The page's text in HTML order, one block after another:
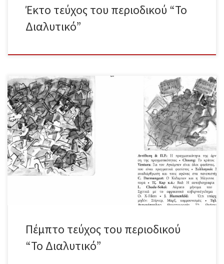
Έκτο τεύχος του περιοδικού “Το
Διαλυτικό”
Περιεχόμενα Συντακτική Ομάδα – Εισαγωγικό σημείωμα Αντίθεση &
Π.Ρ. – Η πραγματικότητα της άρνησης και η άρνηση της
πραγματικότητας Συνέντευξη της ομάδας Chuang στους Aminda
Smith και Fabio Lanza – Το κράτος της επιδημίας Raffaele Alberto
Ventura – Για τον Αγκάμπεν είναι όλοι φασίστες, εκτός από
εκείνους που είναι πραγματικά φασίστες Συλλογικό – Σκέψεις
πάνω στην αναδιάρθρωση και τους αγώνες στα πανεπιστήμια Yann
Kindo και Christophe Darmangeat – Ο Κάλιμπαν και η Μάγισσα ή Η
ιστορία στην πυρά Τζέιμς Καρ / Ισαάκ Κρόνιν / Νταν Χάμερ / BM
Blob – Bad – Η αυτοβιογραφία του Τζέιμς Καρ Louis Chude-Sokei
Πέμπτο τεύχος του περιοδικού
“Το Διαλυτικό”